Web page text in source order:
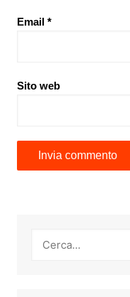
Email *
Sito web